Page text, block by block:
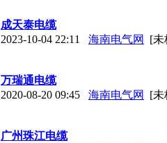
成天泰电缆
2023-10-04 22:11
海南电气网 [未
万瑞通电缆
2020-08-20 09:45
海南电气网 [未
广州珠江电缆